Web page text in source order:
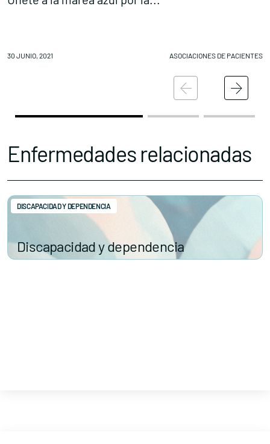
30 JUNIO, 2021 ASOCIACIONES DE PACIENTES
Enfermedades relacionadas
Discapacidad y dependencia
DISCAPACIDAD Y DEPENDENCIA